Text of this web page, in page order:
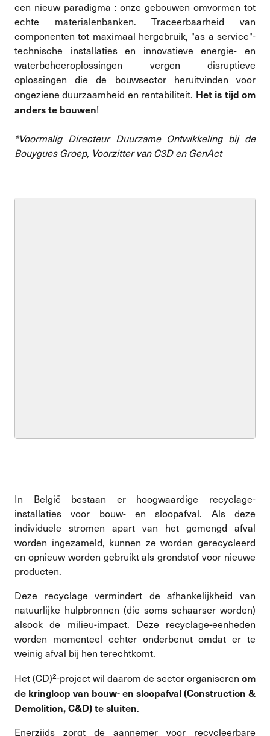
een nieuw paradigma : onze gebouwen omvormen tot
echte materialenbanken. Traceerbaarheid van
componenten tot maximaal hergebruik, "as a service"-
technische installaties en innovatieve energie- en
waterbeheeroplossingen vergen disruptieve
oplossingen die de bouwsector heruitvinden voor
ongeziene duurzaamheid en rentabiliteit. Het is tijd om
anders te bouwen!
*Voormalig Directeur Duurzame Ontwikkeling bij de
Bouygues Groep, Voorzitter van C3D en GenAct
In België bestaan ​​er hoogwaardige recyclage-
installaties voor bouw- en sloopafval. Als deze
individuele stromen apart van het gemengd afval
worden ingezameld, kunnen ze worden gerecycleerd
en opnieuw worden gebruikt als grondstof voor nieuwe
producten.
Deze recyclage vermindert de afhankelijkheid van
natuurlijke hulpbronnen (die soms schaarser worden)
alsook de milieu-impact. Deze recyclage-eenheden
worden momenteel echter onderbenut omdat er te
weinig afval bij hen terechtkomt.
Het (CD)²-project wil daarom de sector organiseren om
de kringloop van bouw- en sloopafval (Construction &
Demolition, C&D) te sluiten.
Enerzijds zorgt de aannemer voor recycleerbare